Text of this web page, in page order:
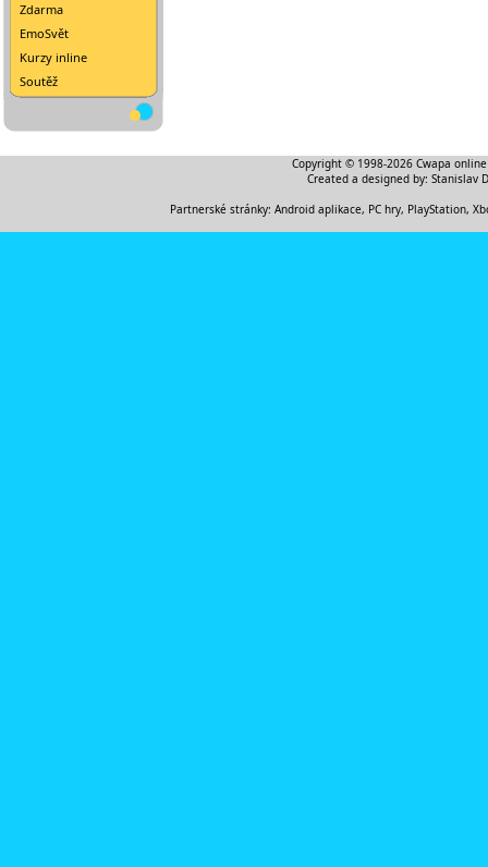
Zdarma
EmoSvět
Kurzy inline
Soutěž
Copyright © 1998-2026 Cwapa
Created a designed by: Stanislav
Partnerské stránky: Android aplikace, PC hry, PlayStation,